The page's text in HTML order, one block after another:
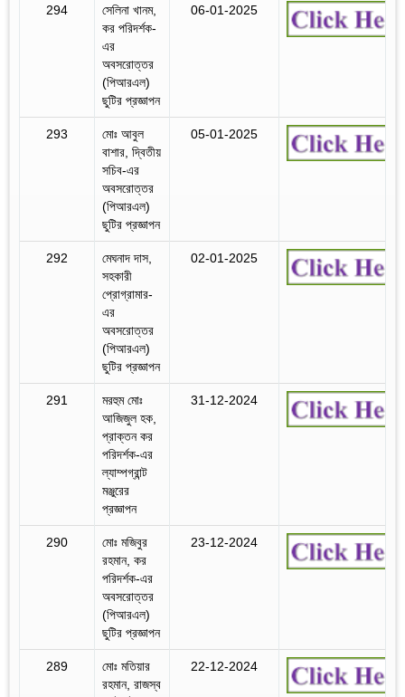
294
সেলিনা খানম,
কর পরিদর্শক-
এর
অবসরোত্তর
(পিআরএল)
ছুটির প্রজ্ঞাপন
06-01-2025
293
মোঃ আবুল
বাশার, দ্বিতীয়
সচিব-এর
অবসরোত্তর
(পিআরএল)
ছুটির প্রজ্ঞাপন
05-01-2025
292
মেঘনাদ দাস,
সহকারী
প্রোগ্রামার-
এর
অবসরোত্তর
(পিআরএল)
ছুটির প্রজ্ঞাপন
02-01-2025
291
মরহুম মোঃ
আজিজুল হক,
প্রাক্তন কর
পরিদর্শক-এর
ল্যাম্পগ্রান্ট
মঞ্জুরের
প্রজ্ঞাপন
31-12-2024
290
মোঃ মজিবুর
রহমান, কর
পরিদর্শক-এর
অবসরোত্তর
(পিআরএল)
ছুটির প্রজ্ঞাপন
23-12-2024
289
মোঃ মতিয়ার
রহমান, রাজস্ব
22-12-2024